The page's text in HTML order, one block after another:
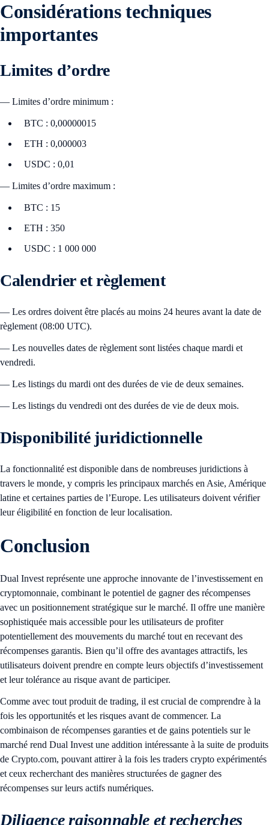
Considérations techniques
importantes
Limites d’ordre
— Limites d’ordre minimum :
BTC : 0,00000015
ETH : 0,000003
USDC : 0,01
— Limites d’ordre maximum :
BTC : 15
ETH : 350
USDC : 1 000 000
Calendrier et règlement
— Les ordres doivent être placés au moins 24 heures avant la date de
règlement (08:00 UTC).
— Les nouvelles dates de règlement sont listées chaque mardi et
vendredi.
— Les listings du mardi ont des durées de vie de deux semaines.
— Les listings du vendredi ont des durées de vie de deux mois.
Disponibilité juridictionnelle
La fonctionnalité est disponible dans de nombreuses juridictions à
travers le monde, y compris les principaux marchés en Asie, Amérique
latine et certaines parties de l’Europe. Les utilisateurs doivent vérifier
leur éligibilité en fonction de leur localisation.
Conclusion
Dual Invest représente une approche innovante de l’investissement en
cryptomonnaie, combinant le potentiel de gagner des récompenses
avec un positionnement stratégique sur le marché. Il offre une manière
sophistiquée mais accessible pour les utilisateurs de profiter
potentiellement des mouvements du marché tout en recevant des
récompenses garantis. Bien qu’il offre des avantages attractifs, les
utilisateurs doivent prendre en compte leurs objectifs d’investissement
et leur tolérance au risque avant de participer.
Comme avec tout produit de trading, il est crucial de comprendre à la
fois les opportunités et les risques avant de commencer. La
combinaison de récompenses garanties et de gains potentiels sur le
marché rend Dual Invest une addition intéressante à la suite de produits
de Crypto.com, pouvant attirer à la fois les traders crypto expérimentés
et ceux recherchant des manières structurées de gagner des
récompenses sur leurs actifs numériques.
Diligence raisonnable et recherches